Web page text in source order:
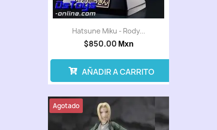
Hatsune Miku - Rody...
$850.00 Mxn
AÑADIR A CARRITO
Agotado